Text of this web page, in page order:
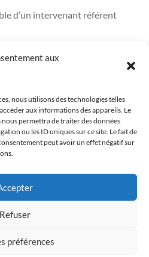
aux
nous utilisons des technologies telles
aux informations des appareils. Le
permettra de traiter des données
ou les ID uniques sur ce site. Le fait de
peut avoir un effet négatif sur
Refuser
préférences
d’un intervenant référent
des bâtiments et la
alimentaires au Mûrier
de services à la
- Le Mûrier
bilan pour mieux repartir!